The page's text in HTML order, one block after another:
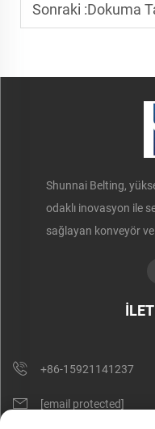
Sonraki :Dokuma Taşıyıcı
Shunnai Belting,
odaklı inovasyon ile
sağlayan konveyör ve
+86-15921141237
[email protected]